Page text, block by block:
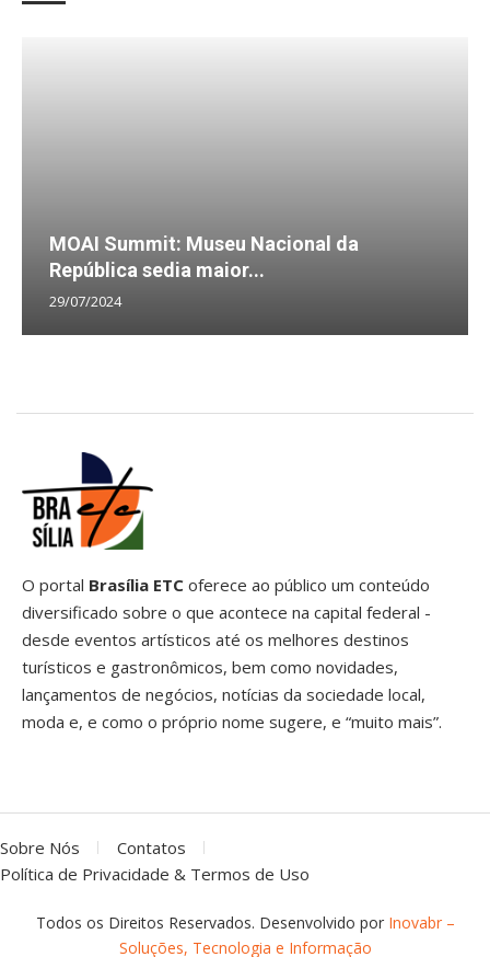
MOAI Summit: Museu Nacional da
República sedia maior...
29/07/2024
O portal Brasília ETC oferece ao público um conteúdo
diversificado sobre o que acontece na capital federal -
desde eventos artísticos até os melhores destinos
turísticos e gastronômicos, bem como novidades,
lançamentos de negócios, notícias da sociedade local,
moda e, e como o próprio nome sugere, e “muito mais”.
Sobre Nós
Contatos
Política de Privacidade & Termos de Uso
Todos os Direitos Reservados. Desenvolvido por Inovabr –
Soluções, Tecnologia e Informação